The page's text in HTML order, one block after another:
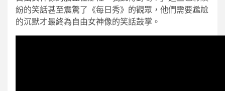
紛的笑話甚至震驚了《每日秀》的觀眾，他們需要尷尬
的沉默才最終為自由女神像的笑話鼓掌。